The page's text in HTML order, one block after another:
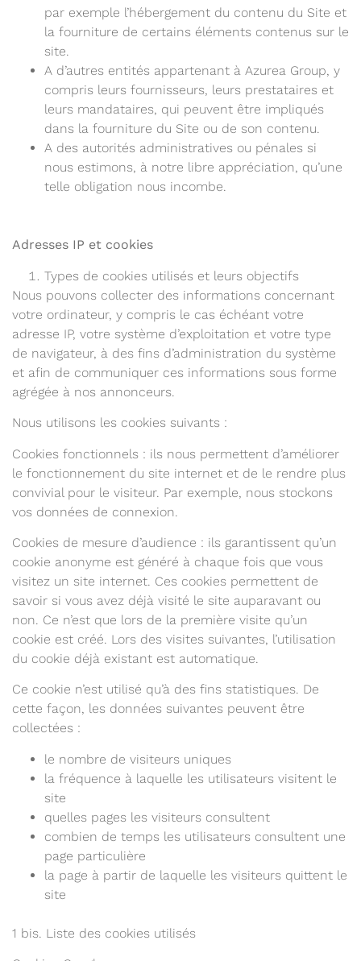
par exemple l’hébergement du contenu du Site et
la fourniture de certains éléments contenus sur le
site.
A d’autres entités appartenant à Azurea Group, y
compris leurs fournisseurs, leurs prestataires et
leurs mandataires, qui peuvent être impliqués
dans la fourniture du Site ou de son contenu.
A des autorités administratives ou pénales si
nous estimons, à notre libre appréciation, qu’une
telle obligation nous incombe.
Adresses IP et cookies
Types de cookies utilisés et leurs objectifs
Nous pouvons collecter des informations concernant
votre ordinateur, y compris le cas échéant votre
adresse IP, votre système d’exploitation et votre type
de navigateur, à des fins d’administration du système
et afin de communiquer ces informations sous forme
agrégée à nos annonceurs.
Nous utilisons les cookies suivants :
Cookies fonctionnels : ils nous permettent d’améliorer
le fonctionnement du site internet et de le rendre plus
convivial pour le visiteur. Par exemple, nous stockons
vos données de connexion.
Cookies de mesure d’audience : ils garantissent qu’un
cookie anonyme est généré à chaque fois que vous
visitez un site internet. Ces cookies permettent de
savoir si vous avez déjà visité le site auparavant ou
non. Ce n’est que lors de la première visite qu’un
cookie est créé. Lors des visites suivantes, l’utilisation
du cookie déjà existant est automatique.
Ce cookie n’est utilisé qu’à des fins statistiques. De
cette façon, les données suivantes peuvent être
collectées :
le nombre de visiteurs uniques
la fréquence à laquelle les utilisateurs visitent le
site
quelles pages les visiteurs consultent
combien de temps les utilisateurs consultent une
page particulière
la page à partir de laquelle les visiteurs quittent le
site
1 bis. Liste des cookies utilisés